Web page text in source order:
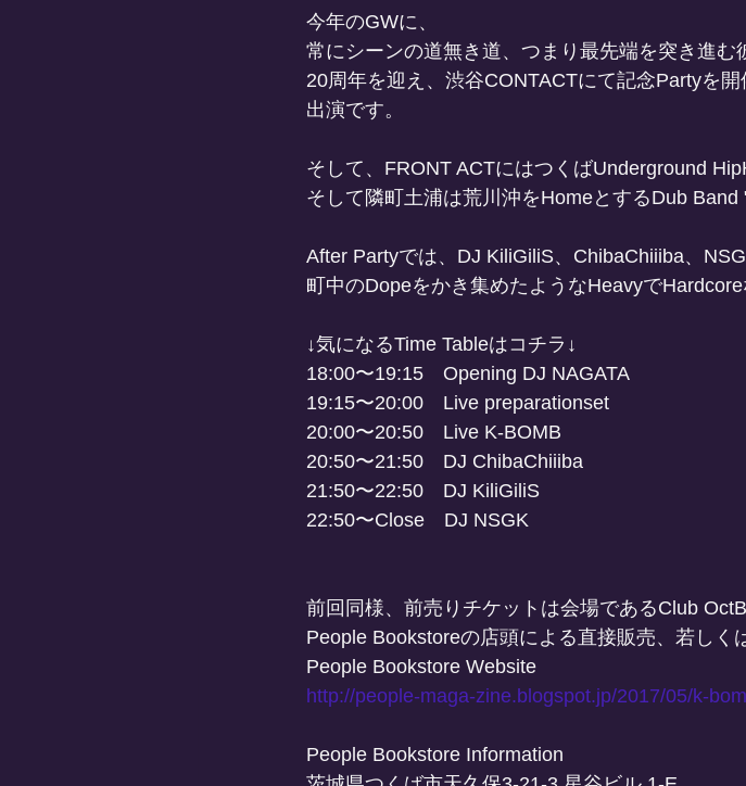
今年のGWに、
常にシーンの道無き道、つまり最先端を突き進
20周年を迎え、渋谷CONTACTにて記念Partyを
出演です。
そして、FRONT ACTにはつくばUnderground
そして隣町土浦は荒川沖をHomeとするDub Band
After Partyでは、DJ KiliGiliS、ChibaChiiiba、
町中のDopeをかき集めたようなHeavyでHardcore
↓気になるTime Tableはコチラ↓
18:00〜19:15　Opening DJ NAGATA
19:15〜20:00　Live preparationset
20:00〜20:50　Live K-BOMB
20:50〜21:50　DJ ChibaChiiiba
21:50〜22:50　DJ KiliGiliS
22:50〜Close　DJ NSGK
前回同様、前売りチケットは会場であるClub
People Bookstoreの店頭による直接販売、若しく
People Bookstore Website
http://people-maga-zine.blogspot.jp/2017/05/k-
People Bookstore Information